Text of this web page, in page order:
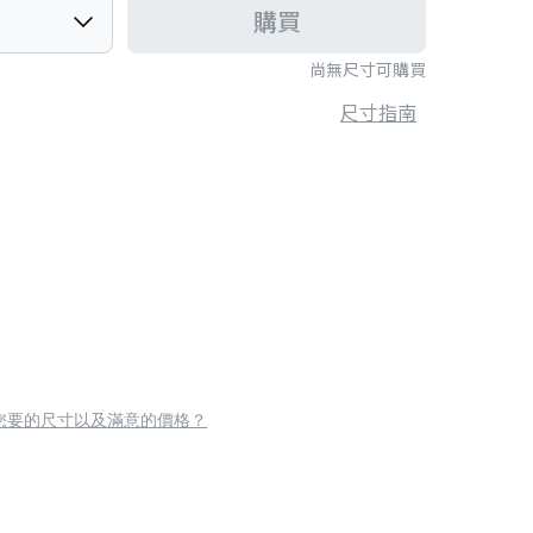
尚無尺寸可購買
購買
尺寸指南
要的尺寸以及滿意的價格？